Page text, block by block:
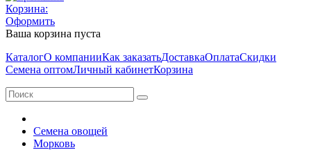
Корзина:
Оформить
Ваша корзина пуста
КаталогО компанииКак заказатьДоставкаОплатаСкидки
Семена оптомЛичный кабинетКорзина
Семена овощей
Морковь